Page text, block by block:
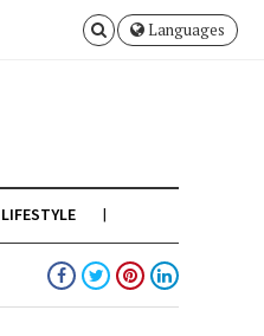
Languages
LIFESTYLE